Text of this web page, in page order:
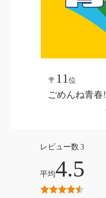
11位
ごめんね青春!
3
4.5